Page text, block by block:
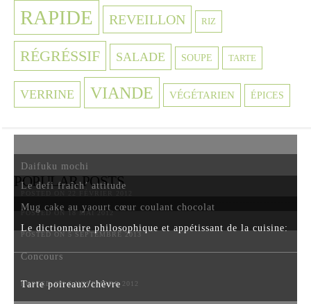
RAPIDE REVEILLON RIZ
RÉGRÉSSIF SALADE SOUPE TARTE
VERRINE VIANDE VÉGÉTARIEN ÉPICES
POPULAR POSTS
Daifuku mochi
Le defi fraîch’ attitude
POSTED ON 18 MAI 2012
Mug cake au yaourt cœur coulant chocolat
POSTED ON 5 SEPTEMBRE 2013
Le dictionnaire philosophique et appétissant de la cuisine:
Concours
POSTED ON 6 NOVEMBRE 2012
Tarte poireaux/chèvre